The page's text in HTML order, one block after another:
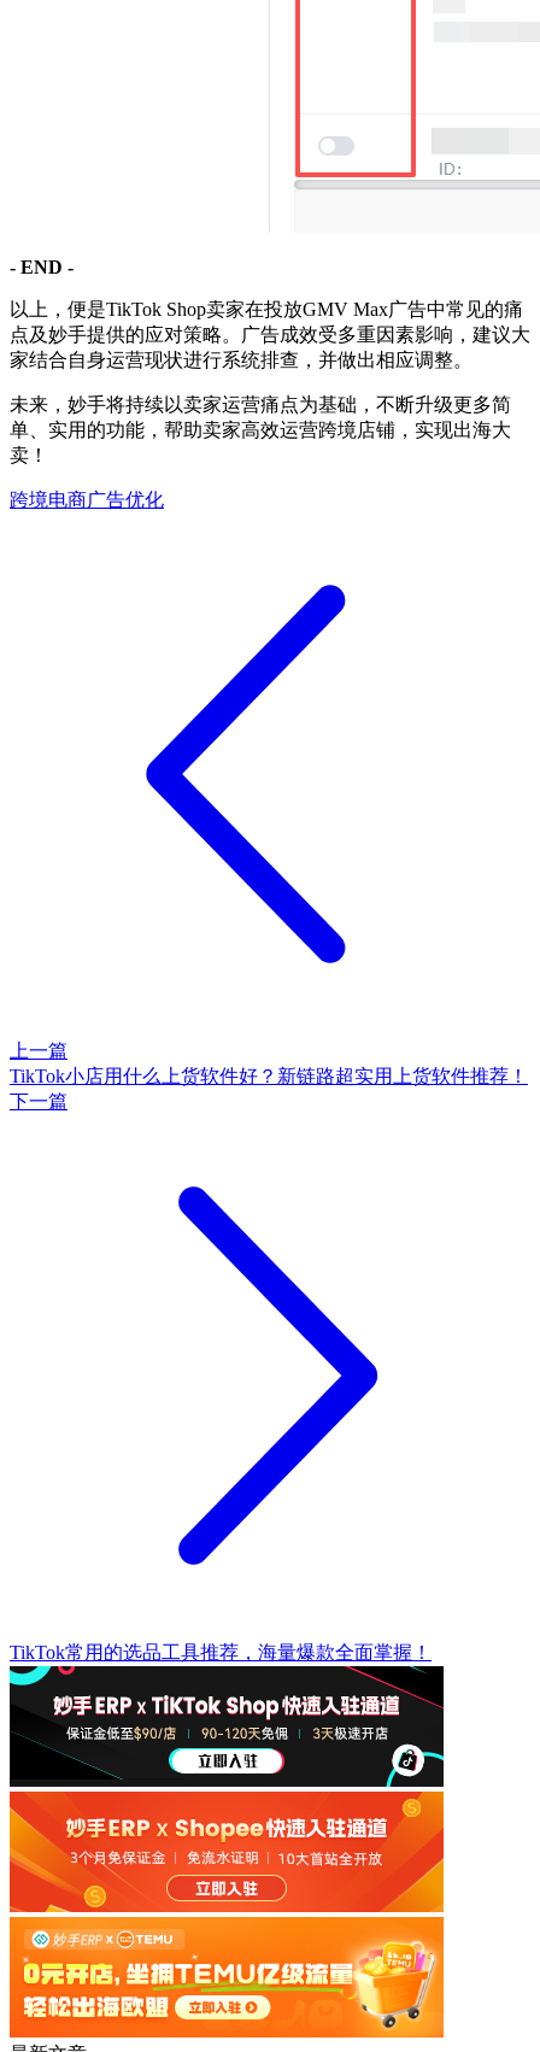
- END -
以上，便是TikTok Shop卖家在投放GMV Max广告中常见的痛
点及妙手提供的应对策略。广告成效受多重因素影响，建议大
家结合自身运营现状进行系统排查，并做出相应调整。
未来，妙手将持续以卖家运营痛点为基础，不断升级更多简
单、实用的功能，帮助卖家高效运营跨境店铺，实现出海大
卖！
跨境电商广告优化
上一篇
TikTok小店用什么上货软件好？新链路超实用上货软件推荐！
下一篇
TikTok常用的选品工具推荐，海量爆款全面掌握！